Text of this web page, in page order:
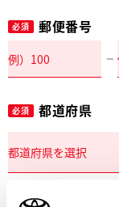
必須 郵便番号
必須 都道府県